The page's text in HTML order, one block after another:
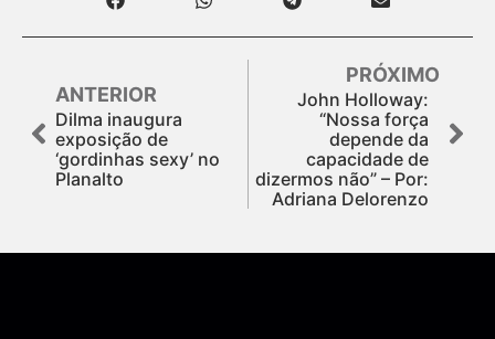
ANTERIOR
Dilma inaugura
exposição de
‘gordinhas sexy’ no
Planalto
PRÓXIMO
John Holloway:
“Nossa força
depende da
capacidade de
dizermos não” – Por:
Adriana Delorenzo